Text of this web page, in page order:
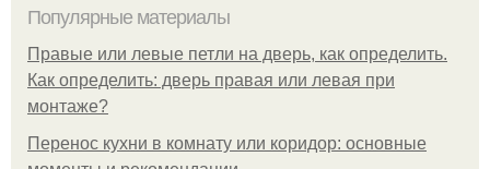
Популярные материалы
Правые или левые петли на дверь, как определить.
Как определить: дверь правая или левая при
монтаже?
Перенос кухни в комнату или коридор: основные